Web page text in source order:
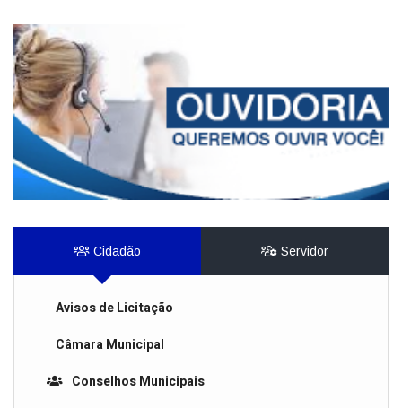
Cidadão Servidor
Avisos de Licitação
Câmara Municipal
Conselhos Municipais